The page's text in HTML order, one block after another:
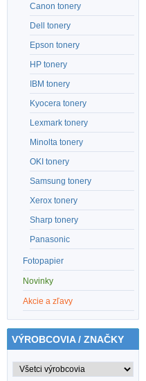
Canon tonery
Dell tonery
Epson tonery
HP tonery
IBM tonery
Kyocera tonery
Lexmark tonery
Minolta tonery
OKI tonery
Samsung tonery
Xerox tonery
Sharp tonery
Panasonic
Fotopapier
Novinky
Akcie a zľavy
VÝROBCOVIA / ZNAČKY